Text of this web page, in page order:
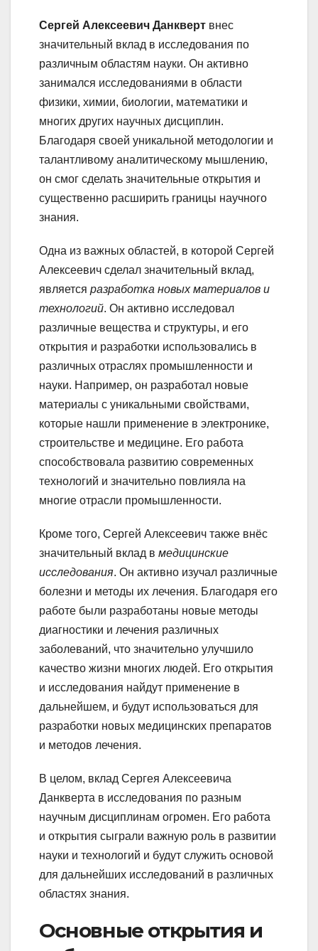
Сергей Алексеевич Данкверт внес
значительный вклад в исследования по
различным областям науки. Он активно
занимался исследованиями в области
физики, химии, биологии, математики и
многих других научных дисциплин.
Благодаря своей уникальной методологии и
талантливому аналитическому мышлению,
он смог сделать значительные открытия и
существенно расширить границы научного
знания.
Одна из важных областей, в которой Сергей
Алексеевич сделал значительный вклад,
является разработка новых материалов и
технологий. Он активно исследовал
различные вещества и структуры, и его
открытия и разработки использовались в
различных отраслях промышленности и
науки. Например, он разработал новые
материалы с уникальными свойствами,
которые нашли применение в электронике,
строительстве и медицине. Его работа
способствовала развитию современных
технологий и значительно повлияла на
многие отрасли промышленности.
Кроме того, Сергей Алексеевич также внёс
значительный вклад в медицинские
исследования. Он активно изучал различные
болезни и методы их лечения. Благодаря его
работе были разработаны новые методы
диагностики и лечения различных
заболеваний, что значительно улучшило
качество жизни многих людей. Его открытия
и исследования найдут применение в
дальнейшем, и будут использоваться для
разработки новых медицинских препаратов
и методов лечения.
В целом, вклад Сергея Алексеевича
Данкверта в исследования по разным
научным дисциплинам огромен. Его работа
и открытия сыграли важную роль в развитии
науки и технологий и будут служить основой
для дальнейших исследований в различных
областях знания.
Основные открытия и